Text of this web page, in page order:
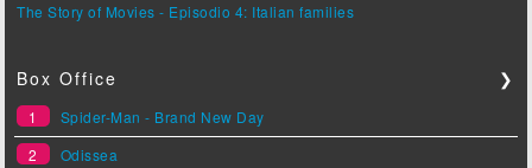
The Story of Movies - Episodio 4: Italian families
Box Office ❯
1
Spider-Man - Brand New Day
2
Odissea